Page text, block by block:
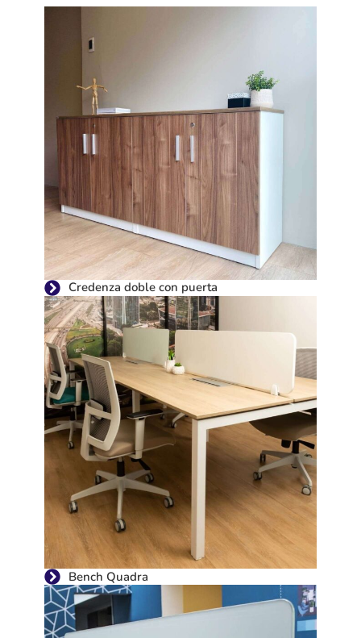
Credenza doble con puerta
Bench Quadra